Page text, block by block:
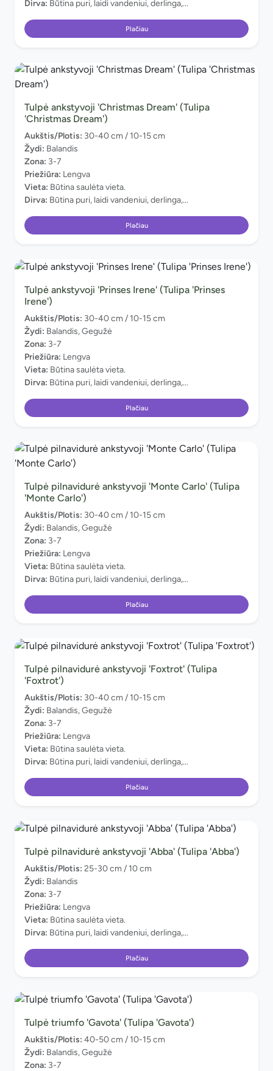
Dirva: Būtina puri, laidi vandeniui, derlinga,...
Plačiau
Tulpė ankstyvoji 'Christmas Dream' (Tulipa
'Christmas Dream')
Aukštis/Plotis: 30-40 cm / 10-15 cm
Žydi: Balandis
Zona: 3-7
Priežiūra: Lengva
Vieta: Būtina saulėta vieta.
Dirva: Būtina puri, laidi vandeniui, derlinga,...
Plačiau
Tulpė ankstyvoji 'Prinses Irene' (Tulipa 'Prinses
Irene')
Aukštis/Plotis: 30-40 cm / 10-15 cm
Žydi: Balandis, Gegužė
Zona: 3-7
Priežiūra: Lengva
Vieta: Būtina saulėta vieta.
Dirva: Būtina puri, laidi vandeniui, derlinga,...
Plačiau
Tulpė pilnavidurė ankstyvoji 'Monte Carlo' (Tulipa
'Monte Carlo')
Aukštis/Plotis: 30-40 cm / 10-15 cm
Žydi: Balandis, Gegužė
Zona: 3-7
Priežiūra: Lengva
Vieta: Būtina saulėta vieta.
Dirva: Būtina puri, laidi vandeniui, derlinga,...
Plačiau
Tulpė pilnavidurė ankstyvoji 'Foxtrot' (Tulipa
'Foxtrot')
Aukštis/Plotis: 30-40 cm / 10-15 cm
Žydi: Balandis, Gegužė
Zona: 3-7
Priežiūra: Lengva
Vieta: Būtina saulėta vieta.
Dirva: Būtina puri, laidi vandeniui, derlinga,...
Plačiau
Tulpė pilnavidurė ankstyvoji 'Abba' (Tulipa 'Abba')
Aukštis/Plotis: 25-30 cm / 10 cm
Žydi: Balandis
Zona: 3-7
Priežiūra: Lengva
Vieta: Būtina saulėta vieta.
Dirva: Būtina puri, laidi vandeniui, derlinga,...
Plačiau
Tulpė triumfo 'Gavota' (Tulipa 'Gavota')
Aukštis/Plotis: 40-50 cm / 10-15 cm
Žydi: Balandis, Gegužė
Zona: 3-7